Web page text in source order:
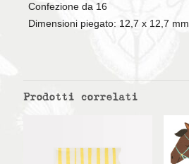
Confezione da 16
Dimensioni piegato: 12,7 x 12,7 mm
Prodotti correlati